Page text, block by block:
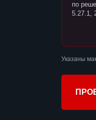
по
5.27.1,
Указаны